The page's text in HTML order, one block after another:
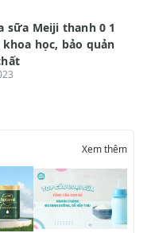
sữa Meiji thanh 0 1
học, bảo quản
Xem thêm